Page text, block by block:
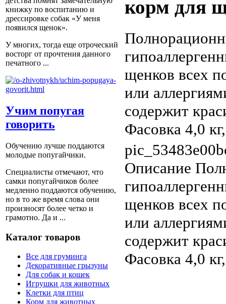
книжку по воспитанию и
дрессировке собак «У меня
появился щенок».
У многих, тогда еще отроческий
восторг от прочтения данного
печатного ...
Учим попугая
говорить
Обучению лучше поддаются
молодые попугайчики.
Специалисты отмечают, что
самки попугайчиков более
медленно поддаются обучению,
но в то же время слова они
произносят более четко и
грамотно. Да и ...
Каталог товаров
Все для груминга
Декоративные грызуны
Для собак и кошек
Игрушки для животных
Клетки для птиц
Корм для животных
корм для
щенков всех
или
содержит
Фасовка 4,0
Описание
щенков всех
или
содержит
Фасовка 4,0